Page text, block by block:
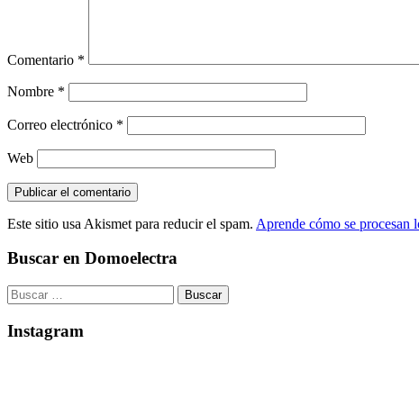
Comentario *
Nombre *
Correo electrónico *
Web
Este sitio usa Akismet para reducir el spam. Aprende cómo se procesan
Buscar en Domoelectra
Buscar:
Instagram